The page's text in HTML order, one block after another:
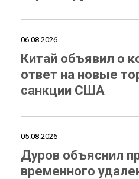
06.08.2026
Китай объявил о
ответ на новые
санкции США
05.08.2026
Дуров объяснил
временного